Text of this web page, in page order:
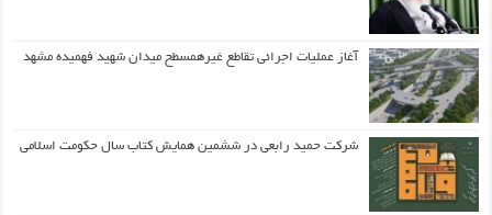
آغاز عملیات اجرائی تقاطع غیرهمسطح میدان شهید فهمیده مشهد
شرکت حمید رابعی در ششمین همایش کتاب سال حکومت اسلامی